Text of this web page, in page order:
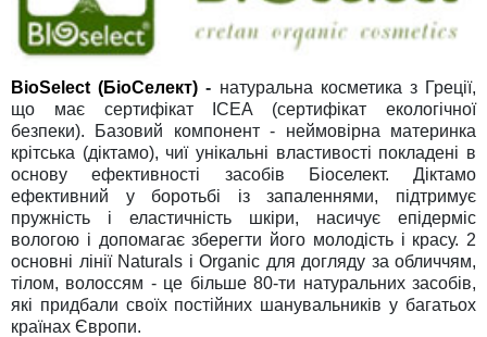
BioSelect (БіоСелект) - натуральна косметика з Греції,
що має сертифікат ICEA (сертифікат екологічної
безпеки). Базовий компонент - неймовірна материнка
крітська (діктамо), чиї унікальні властивості покладені в
основу ефективності засобів Біоселект. Діктамо
ефективний у боротьбі із запаленнями, підтримує
пружність і еластичність шкіри, насичує епідерміс
вологою і допомагає зберегти його молодість і красу. 2
основні лінії Naturals і Organic для догляду за обличчям,
тілом, волоссям - це більше 80-ти натуральних засобів,
які придбали своїх постійних шанувальників у багатьох
країнах Європи.